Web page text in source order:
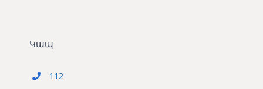
Կապ
112